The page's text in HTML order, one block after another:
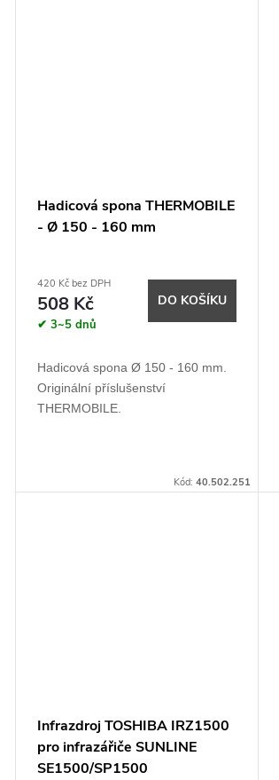
Hadicová spona THERMOBILE
- Ø 150 - 160 mm
420 Kč bez DPH
508 Kč
✔ 3~5 dnů
DO KOŠÍKU
Hadicová spona Ø 150 - 160 mm.
Originální příslušenství
THERMOBILE.
Kód:40.502.251
Infrazdroj TOSHIBA IRZ1500
pro infrazářiče SUNLINE
SE1500/SP1500